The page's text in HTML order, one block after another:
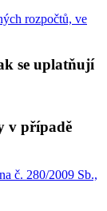
rozpočtů, ve
se uplatňují
v případě
č. 280/2009 Sb.,